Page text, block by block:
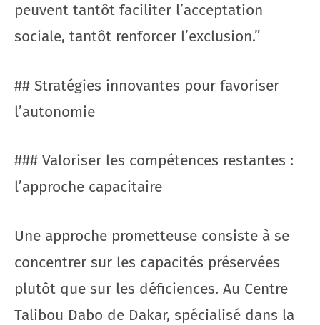
peuvent tantôt faciliter l’acceptation
sociale, tantôt renforcer l’exclusion.”
## Stratégies innovantes pour favoriser
l’autonomie
### Valoriser les compétences restantes :
l’approche capacitaire
Une approche prometteuse consiste à se
concentrer sur les capacités préservées
plutôt que sur les déficiences. Au Centre
Talibou Dabo de Dakar, spécialisé dans la